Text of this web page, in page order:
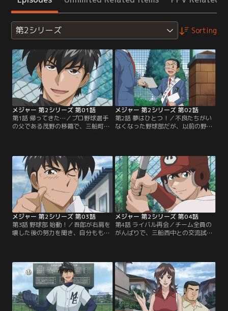
第2シリーズ Sorting
メジャー 第2シリーズ 第01話
第1話 帰ってきた…／プロ野球選手
の父である茂野の移籍で、三船町へ
ていた友人の小森を助ける。また一
緒に野球ができると再会を喜ぶ小森
に、吾郎はなぜか「サッカー部に入
る」と告げる。吾郎は野球をあきら
めてしまったのか…！？【提供：バ
ンダイチャンネル】
メジャー 第2シリーズ 第02話
第2話 夢はひとつ！／不良たちがい
なくなった野球部だが、以前の野球
まで、牟田、及川におどされてしま
う。助けを求める大林に、吾郎は
「野球が好きなら簡単にあきらめる
な」と言う。小森と大林は勇気を出
し、新入部員の勧誘を始めるが…。
【提供：バンダイチャンネル】
メジャー 第2シリーズ 第03話
第3話 野球部 始動！／吾郎が右肩を
壊した後の努力を聞き、自分ももう
中野球部がスタート！最初はいやい
や練習をしていた牟田、及川も、少
しずつ、野球の楽しさを知り始め
る。1週間後の朝、ランニング中に
偶然、吾郎は清水と出会い…。【提
供：バンダイチャンネル】
メジャー 第2シリーズ 第04話
第4話 ライバル再会／チーム全員の
がんばりで、三船西中との交流試合
提案で練習試合の申し込みに行った
友ノ浦中で、吾郎は「忙しいから」
とすげなく断られたことに怒り、友
ノ浦中野球部のキャプテンに「勝負
しろ！」と詰め寄る…。【提供：バ
ンダイチャンネル】